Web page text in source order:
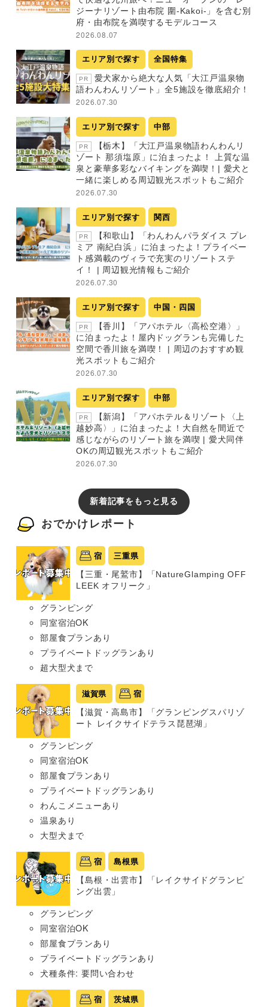
ジーナリゾート由布院 圍-Kakoi-」を含む別
府・由布院を満喫するモデルコース
2026.08.07
エリア別で探す 全国特集
PR
愛犬家から絶大な人気「大江戸温泉物
語わんわんリゾート」全5施設を徹底紹介！
2026.07.30
エリア別で探す 中部
PR
【栃木】「大江戸温泉物語わんわんリ
ゾート 那須塩原」に泊まったよ！ 上質な温
泉と豪華多彩なバイキングを満喫！| 愛犬と
一緒に楽しめる周辺観光スポットもご紹介
2026.07.30
エリア別で探す 関西
PR
【和歌山】「わんわんパラダイス プレ
ミア 南紀白浜」に泊まったよ！プライベー
ト感満載のヴィラで充実のリゾートステ
イ！ | 周辺観光情報もご紹介
2026.07.30
エリア別で探す 中国・四国
PR
【香川】「アパホテル〈高松空港〉」
に泊まったよ！屋内ドッグランも完備した
空間で香川旅を満喫！ | 周辺のおすすめ観
光スポットもご紹介
2026.07.30
エリア別で探す 中部
PR
【新潟】「アパホテル＆リゾート〈上
越妙高〉」に泊まったよ！大自然を間近で
感じながらのリゾート旅を満喫 | 愛犬同伴
OKの周辺観光スポットもご紹介
2026.07.30
新着記事をもっと見る
おでかけレポート
宿 三重県
【三重・尾鷲市】「NatureGlamping OFF
LEEK オフリーク」
グランピング
同室宿泊OK
部屋食プランあり
プライベートドッグランあり
超大型犬まで
滋賀県 宿
【滋賀・高島市】「グランピングスパリゾ
ート レイクサイドテラス琵琶湖」
グランピング
同室宿泊OK
部屋食プランあり
プライベートドッグランあり
わんこメニューあり
温泉あり
大型犬まで
宿 島根県
【島根・出雲市】「レイクサイドグランピ
ング出雲」
グランピング
同室宿泊OK
部屋食プランあり
プライベートドッグランあり
犬種条件: 要問い合わせ
宿 茨城県